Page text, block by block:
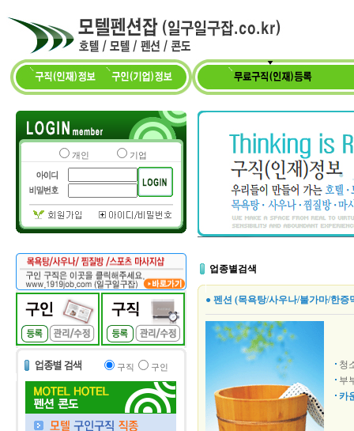
개인 기업
구직 구인
업종별검색
● 펜션 (목욕탕/사우나/불가마/한증
청
부
카